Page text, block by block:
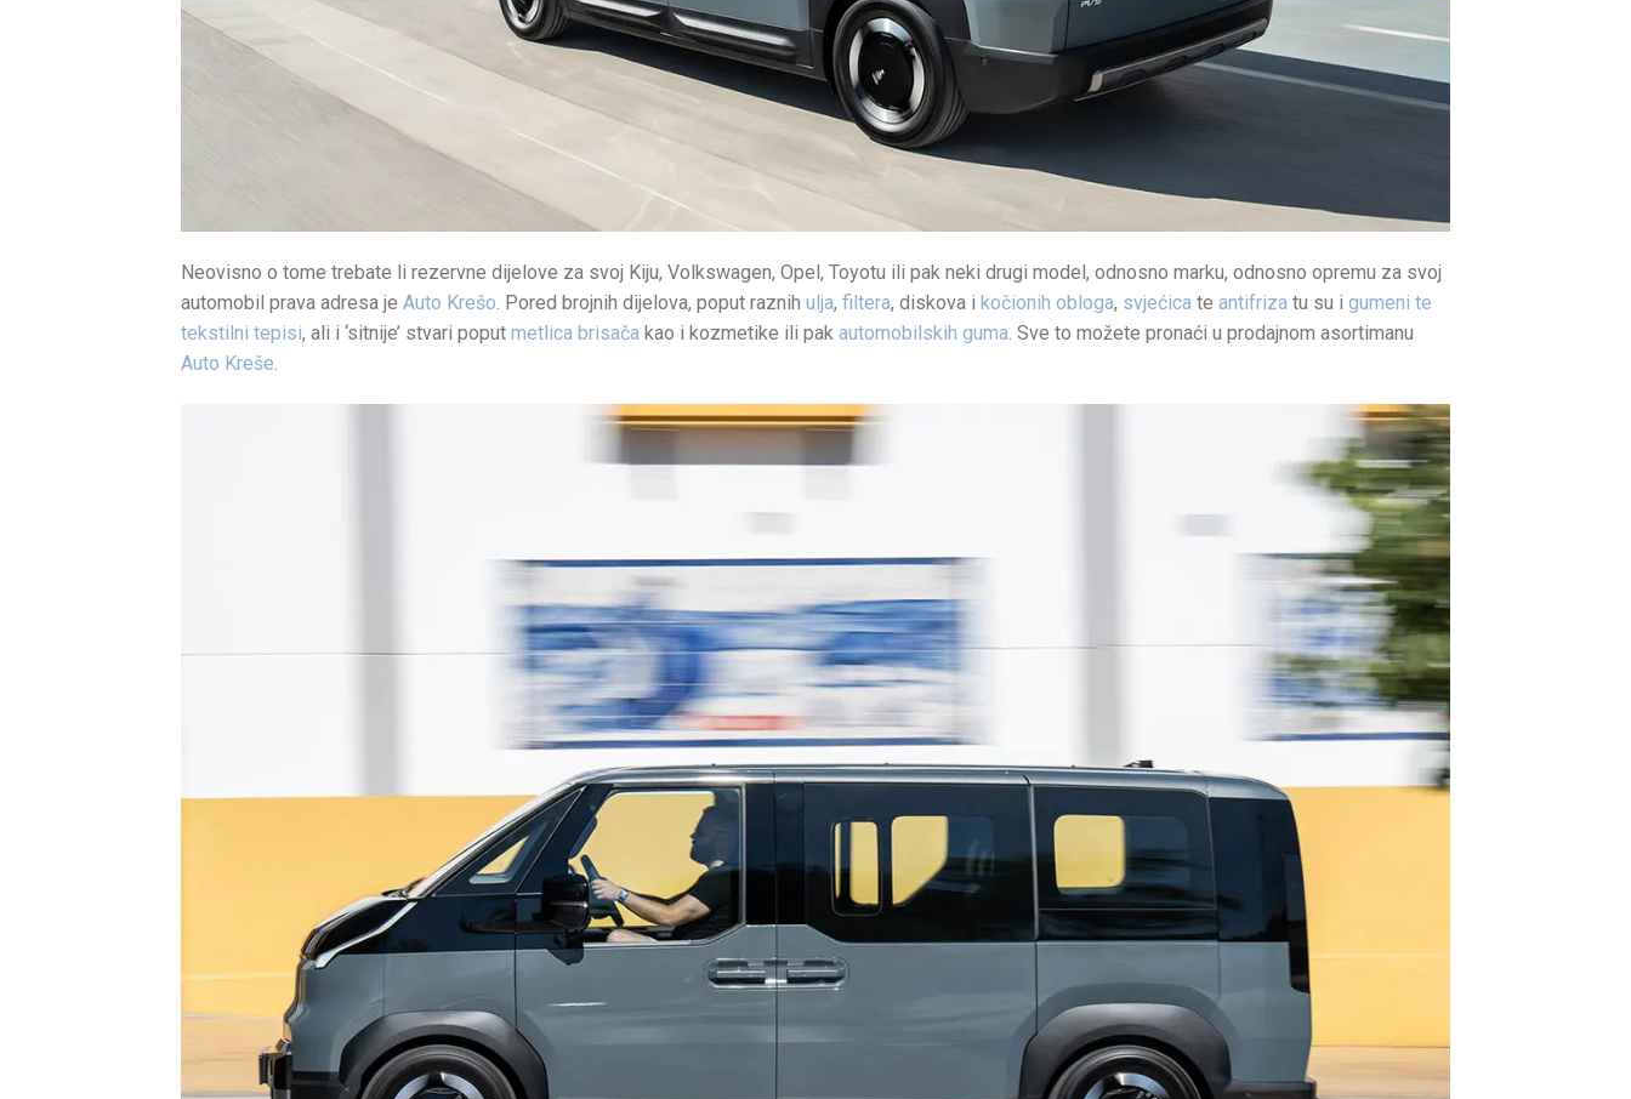
Neovisno o tome trebate li rezervne dijelove za svoj Kiju, Volkswagen, Opel, Toyotu ili pak neki drugi model, odnosno marku, odnosno opremu za svoj
automobil prava adresa jeAuto Krešo . Pored brojnih dijelova, poput raznihulja,filtera, diskova ikočionih obloga, svjećica teantifriza tu su igumeni te
tekstilni tepisi, ali i ‘sitnije’ stvari poputmetlica brisača kao i kozmetike ili pakautomobilskih guma . Sve to možete pronaći u prodajnom asortimanu
Auto Kreše